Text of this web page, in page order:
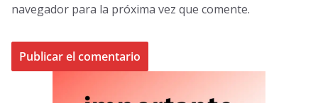
navegador para la próxima vez que comente.